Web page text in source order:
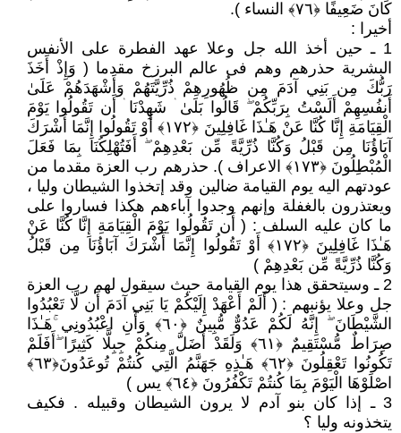
كَانَ ضَعِيفًا ﴿٧٦﴾ النساء ).
أخيرا :
1 ـ حين أخذ الله جل وعلا عهد الفطرة على الأنفس
البشرية حذرهم وهم فى عالم البرزخ مقدما ( وَإِذْ أَخَذَ
رَبُّكَ مِن بَنِي آدَمَ مِن ظُهُورِهِمْ ذُرِّيَّتَهُمْ وَأَشْهَدَهُمْ عَلَىٰ
أَنفُسِهِمْ أَلَسْتُ بِرَبِّكُمْ ۖ قَالُوا بَلَىٰ ۛ شَهِدْنَا ۛ أَن تَقُولُوا يَوْمَ
الْقِيَامَةِ إِنَّا كُنَّا عَنْ هَـٰذَا غَافِلِينَ ﴿١٧٢﴾ أَوْ تَقُولُوا إِنَّمَا أَشْرَكَ
آبَاؤُنَا مِن قَبْلُ وَكُنَّا ذُرِّيَّةً مِّن بَعْدِهِمْ ۖ أَفَتُهْلِكُنَا بِمَا فَعَلَ
الْمُبْطِلُونَ ﴿١٧٣﴾ الاعراف ). حذرهم رب العزة مقدما من
عودتهم اليه يوم القيامة ضالين وقد إتخذوا الشيطان وليا ،
ويعتذرون بالغفلة وإنهم وجدوا آباءهم هكذا فساروا على
ما كان عليه السلف : ( أَن تَقُولُوا يَوْمَ الْقِيَامَةِ إِنَّا كُنَّا عَنْ
هَـٰذَا غَافِلِينَ ﴿١٧٢﴾ أَوْ تَقُولُوا إِنَّمَا أَشْرَكَ آبَاؤُنَا مِن قَبْلُ
وَكُنَّا ذُرِّيَّةً مِّن بَعْدِهِمْ )
2 ـ وسيتحقق هذا يوم القيامة حيث سيقول لهم رب العزة
جل وعلا يؤنبهم : ( أَلَمْ أَعْهَدْ إِلَيْكُمْ يَا بَنِي آدَمَ أَن لَّا تَعْبُدُوا
الشَّيْطَانَ ۖ إِنَّهُ لَكُمْ عَدُوٌّ مُّبِينٌ ﴿٦٠﴾ وَأَنِ اعْبُدُونِي ۚهَـٰذَا
صِرَاطٌ مُّسْتَقِيمٌ ﴿٦١﴾ وَلَقَدْ أَضَلَّ مِنكُمْ جِبِلًّا كَثِيرًا ۖأَفَلَمْ
تَكُونُوا تَعْقِلُونَ ﴿٦٢﴾ هَـٰذِهِ جَهَنَّمُ الَّتِي كُنتُمْ تُوعَدُونَ﴿٦٣﴾
اصْلَوْهَا الْيَوْمَ بِمَا كُنتُمْ تَكْفُرُونَ ﴿٦٤﴾ يس )
3 ـ إذا كان بنو آدم لا يرون الشيطان وقبيله . فكيف
يتخذونه وليا ؟